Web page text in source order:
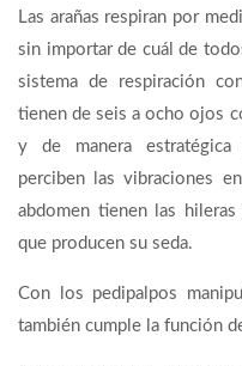
Las arañas respiran por
sin importar de cuál de
sistema de respiración
tienen de seis a ocho ojos
y de manera
perciben las vibraciones
abdomen tienen las
que producen su seda.
Con los pedipalpos
también cumple la función